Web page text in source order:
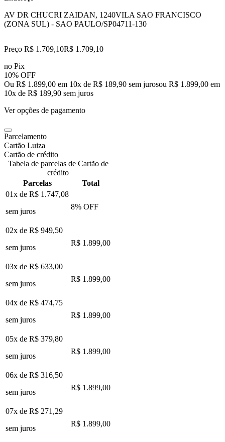
AV DR CHUCRI ZAIDAN, 1240VILA SAO FRANCISCO
(ZONA SUL) - SAO PAULO/SP04711-130
Preço R$ 1.709,10R$ 1.709,10
no Pix
10% OFF
Ou R$ 1.899,00 em 10x de R$ 189,90 sem jurosou R$ 1.899,00 em
10x de R$ 189,90 sem juros
Ver opções de pagamento
Parcelamento
Cartão Luiza
Cartão de crédito
Tabela de parcelas de Cartão de
crédito
Parcelas
Total
01x de R$ 1.747,08
sem juros
8% OFF
02x de R$ 949,50
sem juros
R$ 1.899,00
03x de R$ 633,00
sem juros
R$ 1.899,00
04x de R$ 474,75
sem juros
R$ 1.899,00
05x de R$ 379,80
sem juros
R$ 1.899,00
06x de R$ 316,50
sem juros
R$ 1.899,00
07x de R$ 271,29
sem juros
R$ 1.899,00